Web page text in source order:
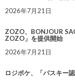
2026年7月21日
ZOZO、BONJOUR
ZOZO」を提供開始
2026年7月21日
ロジポケ、「パスキー